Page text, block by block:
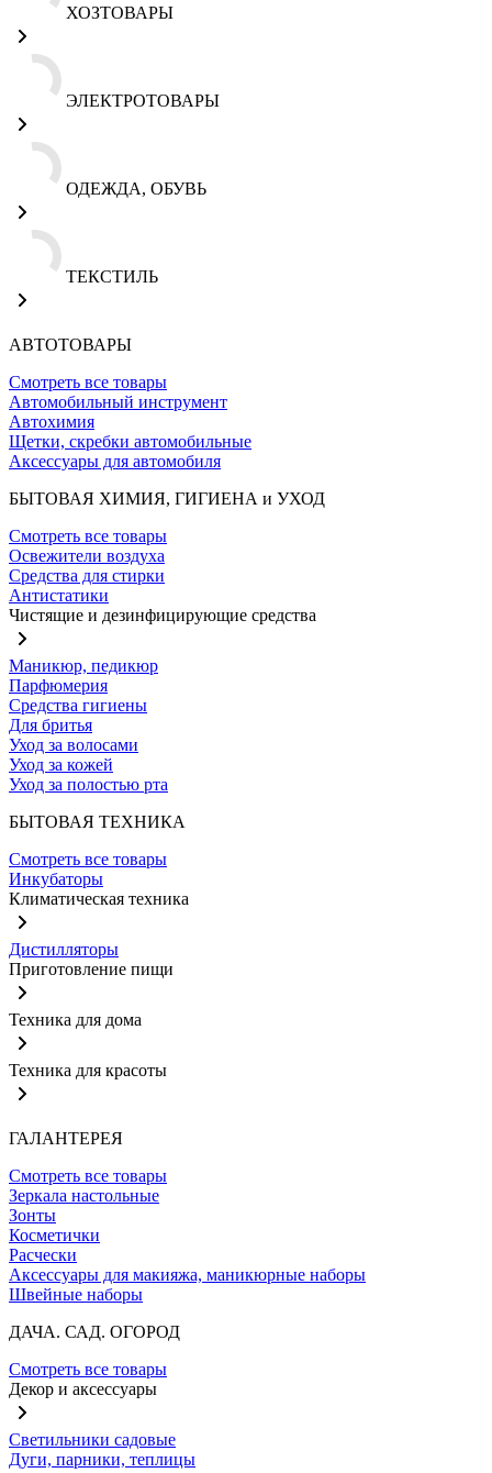
ХОЗТОВАРЫ
ЭЛЕКТРОТОВАРЫ
ОДЕЖДА, ОБУВЬ
ТЕКСТИЛЬ
АВТОТОВАРЫ
Смотреть все товары
Автомобильный инструмент
Автохимия
Щетки, скребки автомобильные
Аксессуары для автомобиля
БЫТОВАЯ ХИМИЯ, ГИГИЕНА и УХОД
Смотреть все товары
Освежители воздуха
Средства для стирки
Антистатики
Чистящие и дезинфицирующие средства
Маникюр, педикюр
Парфюмерия
Средства гигиены
Для бритья
Уход за волосами
Уход за кожей
Уход за полостью рта
БЫТОВАЯ ТЕХНИКА
Смотреть все товары
Инкубаторы
Климатическая техника
Дистилляторы
Приготовление пищи
Техника для дома
Техника для красоты
ГАЛАНТЕРЕЯ
Смотреть все товары
Зеркала настольные
Зонты
Косметички
Расчески
Аксессуары для макияжа, маникюрные наборы
Швейные наборы
ДАЧА. САД. ОГОРОД
Смотреть все товары
Декор и аксессуары
Светильники садовые
Дуги, парники, теплицы